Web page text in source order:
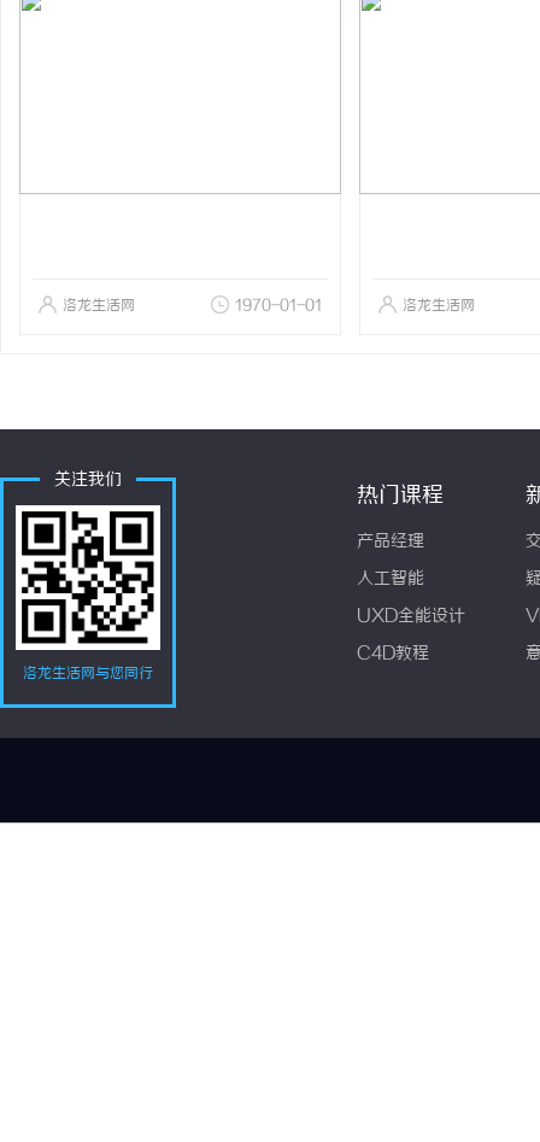
洛龙生活网 1970-01-01 洛龙生活网
关注我们
洛龙生活网与您同行
热门课程
产品经理
人工智能
UXD全能设计
C4D教程